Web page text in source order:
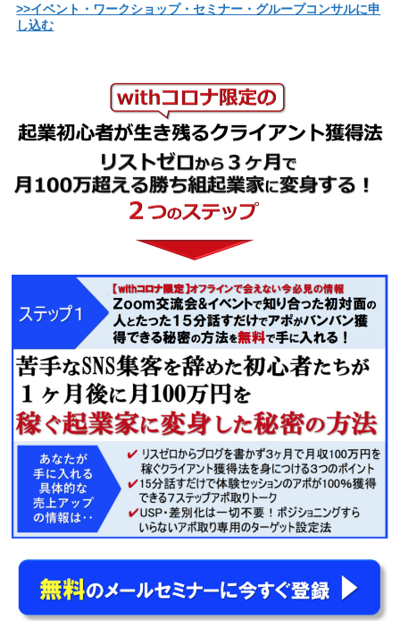
>>イベント・ワークショップ・セミナー・グループコンサルに申
し込む